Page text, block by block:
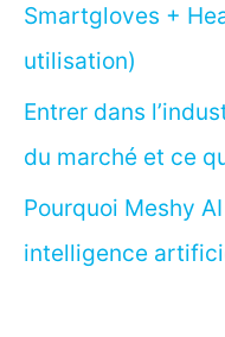
Smartgloves +
utilisation)
Entrer dans
du marché et ce
Pourquoi Meshy
intelligence